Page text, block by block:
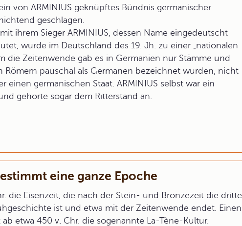
von ARMINIUS geknüpftes Bündnis germanischer
geschlagen.
ihrem Sieger ARMINIUS, dessen Name eingedeutscht
wurde im Deutschland des 19. Jh. zu einer „nationalen
die Zeitenwende gab es in Germanien nur Stämme und
Römern pauschal als Germanen bezeichnet wurden, nicht
einen germanischen Staat. ARMINIUS selbst war ein
gehörte sogar dem Ritterstand an.
eine ganze Epoche
die Eisenzeit, die nach der Stein- und Bronzezeit die dritte
ist und etwa mit der Zeitenwende endet. Einen
etwa 450 v. Chr. die sogenannte La-Tène-Kultur.